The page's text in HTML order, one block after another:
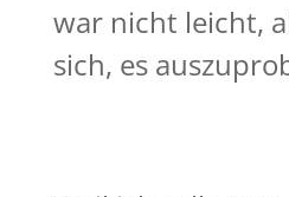
war nicht leicht,
sich, es